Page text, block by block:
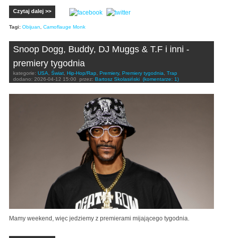
Czytaj dalej >>
Tagi: Obijuan Camoflauge Monk
Snoop Dogg, Buddy, DJ Muggs & T.F i inni -
premiery tygodnia
kategorie: USA Świat Hip-Hop/Rap Premiery, Premiery tygodnia
Trap
dodano: 2026-04-12 15:00 przez: Bartosz Skolasiński (komentarze: 1)
Mamy weekend, więc jedziemy z premierami mijającego tygodnia.